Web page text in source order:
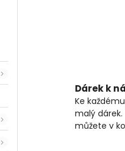
Dárek k
Ke
malý dárek.
můžete v